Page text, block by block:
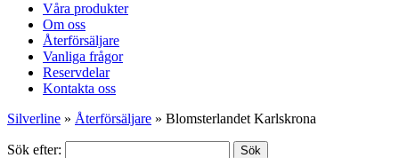
Våra produkter
Om oss
Återförsäljare
Vanliga frågor
Reservdelar
Kontakta oss
Silverline » Återförsäljare » Blomsterlandet Karlskrona
Sök efter: Sök